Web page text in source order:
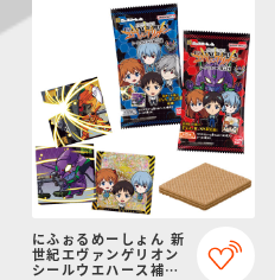
にふぉるめーしょん 新
世紀エヴァンゲリオン
シールウエハース補完